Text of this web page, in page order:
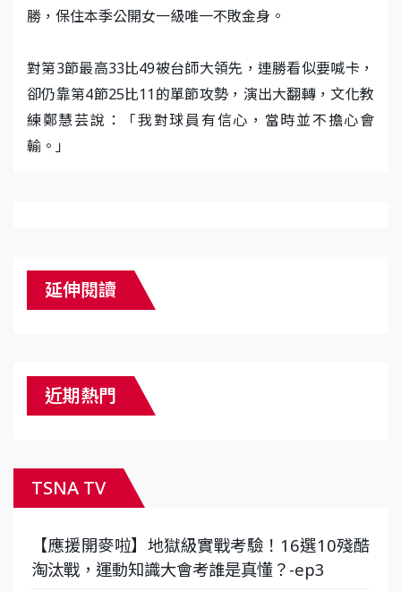
勝，保住本季公開女一級唯一不敗金身。
對第3節最高33比49被台師大領先，連勝看似要喊卡，
卻仍靠第4節25比11的單節攻勢，演出大翻轉，文化教
練鄭慧芸說：「我對球員有信心，當時並不擔心會
輸。」
延伸閱讀
近期熱門
TSNA TV
【應援開麥啦】地獄級實戰考驗！16選10殘酷
淘汰戰，運動知識大會考誰是真懂？-ep3